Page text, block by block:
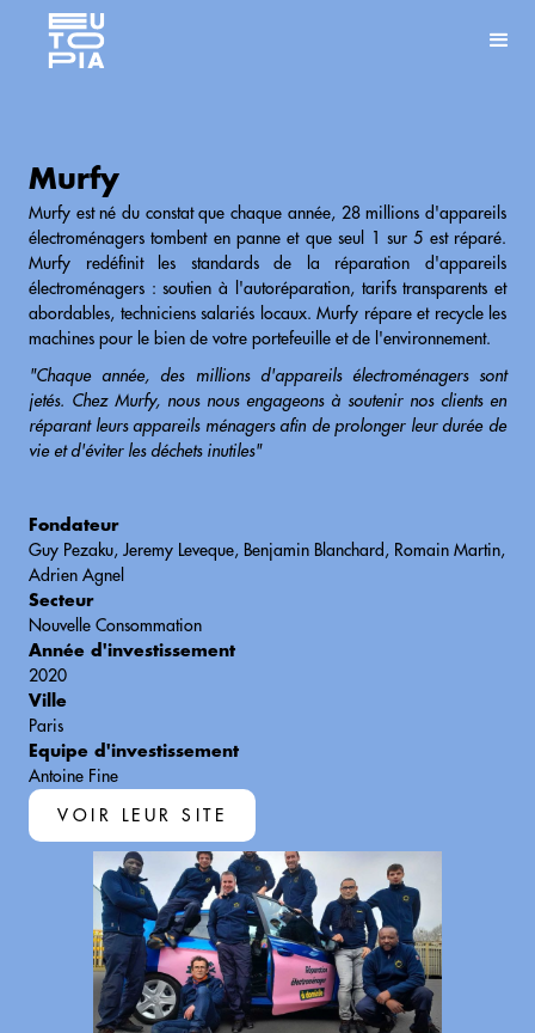
Murfy
Murfy est né du constat que chaque année, 28 millions d'appareils
électroménagers tombent en panne et que seul 1 sur 5 est réparé.
Murfy redéfinit les standards de la réparation d'appareils
électroménagers : soutien à l'autoréparation, tarifs transparents et
abordables, techniciens salariés locaux. Murfy répare et recycle les
machines pour le bien de votre portefeuille et de l'environnement.
"Chaque année, des millions d'appareils électroménagers sont
jetés. Chez Murfy, nous nous engageons à soutenir nos clients en
réparant leurs appareils ménagers afin de prolonger leur durée de
vie et d'éviter les déchets inutiles"
Fondateur
Guy Pezaku, Jeremy Leveque, Benjamin Blanchard, Romain Martin,
Adrien Agnel
Secteur
Nouvelle Consommation
Année d'investissement
2020
Ville
Paris
Equipe d'investissement
Antoine Fine
VOIR LEUR SITE